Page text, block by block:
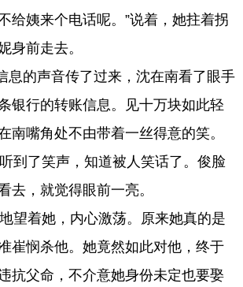
给姨来个电话呢。”说着，她拄着拐
身前走去。
息的声音传了过来，沈在南看了眼手
银行的转账信息。见十万块如此轻
南嘴角处不由带着一丝得意的笑。
到了笑声，知道被人笑话了。俊脸
去，就觉得眼前一亮。
望着她，内心激荡。原来她真的是
崔悯杀他。她竟然如此对他，终于
抗父命，不介意她身份未定也要娶